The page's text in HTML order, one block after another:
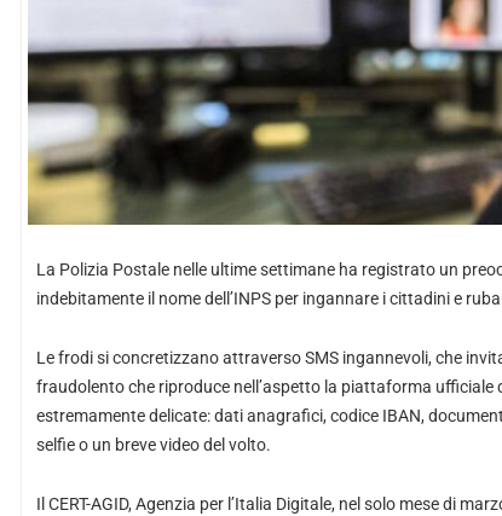
La Polizia Postale nelle ultime settimane ha registrato un
indebitamente il nome dell’INPS per ingannare i cittadini e
Le frodi si concretizzano attraverso SMS ingannevoli, che
fraudolento che riproduce nell’aspetto la piattaforma ufficiale
estremamente delicate: dati anagrafici, codice IBAN,
selfie o un breve video del volto.
Il CERT-AGID, Agenzia per l’Italia Digitale, nel solo mese di